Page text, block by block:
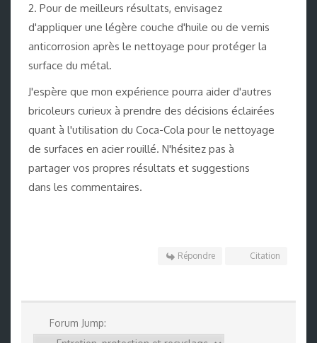
2. Pour de meilleurs résultats, envisagez
d'appliquer une légère couche d'huile ou de vernis
anticorrosion après le nettoyage pour protéger la
surface du métal.
J'espère que mon expérience pourra aider d'autres
bricoleurs curieux à prendre des décisions éclairées
quant à l'utilisation du Coca-Cola pour le nettoyage
de surfaces en acier rouillé. N'hésitez pas à
partager vos propres résultats et suggestions
dans les commentaires.
Répondre Citation
Forum Jump: